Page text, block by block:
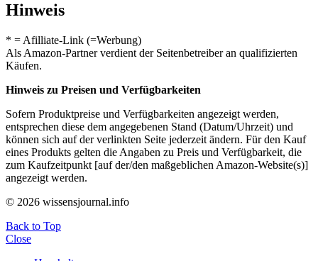
Hinweis
* = Afilliate-Link (=Werbung)
Als Amazon-Partner verdient der Seitenbetreiber an qualifizierten
Käufen.
Hinweis zu Preisen und Verfügbarkeiten
Sofern Produktpreise und Verfügbarkeiten angezeigt werden,
entsprechen diese dem angegebenen Stand (Datum/Uhrzeit) und
können sich auf der verlinkten Seite jederzeit ändern. Für den Kauf
eines Produkts gelten die Angaben zu Preis und Verfügbarkeit, die
zum Kaufzeitpunkt [auf der/den maßgeblichen Amazon-Website(s)]
angezeigt werden.
© 2026 wissensjournal.info
Back to Top
Close